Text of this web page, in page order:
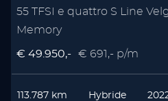
55 TFSI e quattro S Line
Memory
€ 49.950,- € 691,- p/m
113.787 km Hybride